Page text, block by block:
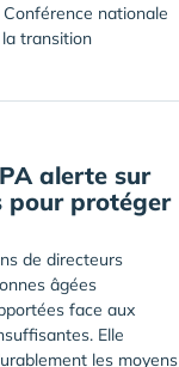
nationale
transition
alerte sur
pour protéger
de directeurs
âgées
face aux
Elle
les moyens